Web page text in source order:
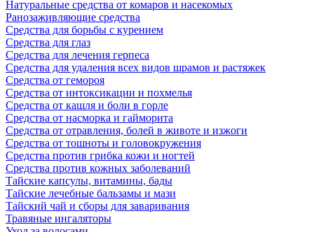
Натуральные средства от комаров и насекомых
Ранозаживляющие средства
Средства для борьбы с курением
Средства для глаз
Средства для лечения герпеса
Средства для удаления всех видов шрамов и растяжек
Средства от гемороя
Средства от интоксикации и похмелья
Средства от кашля и боли в горле
Средства от насморка и гайморита
Средства от отравления, болей в животе и изжоги
Средства от тошноты и головокружения
Средства против грибка кожи и ногтей
Средства против кожных заболеваний
Тайские капсулы, витамины, бады
Тайские лечебные бальзамы и мази
Тайский чай и сборы для заваривания
Травяные ингаляторы